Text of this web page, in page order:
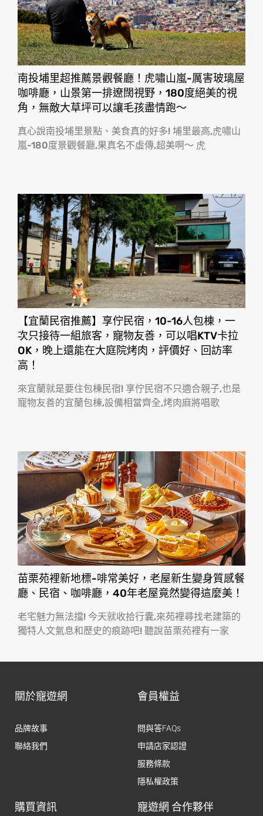
南投埔里超推薦景觀餐廳！虎嘯山嵐-厲害玻璃屋
咖啡廳，山景第一排遼闊視野，180度絕美的視
角，無敵大草坪可以讓毛孩盡情跑〜
真心說南投埔里景點、美食真的好多! 埔里最高,虎嘯山
嵐-180度景觀餐廳,果真名不虛傳,超美啊〜 虎
【宜蘭民宿推薦】享佇民宿，10-16人包棟，一
次只接待一組旅客，寵物友善，可以唱KTV卡拉
OK，晚上還能在大庭院烤肉，評價好、回訪率
高！
來宜蘭就是要住包棟民宿! 享佇民宿不只適合親子,也是
寵物友善的宜蘭包棟,設備相當齊全,烤肉麻將唱歌
苗栗苑裡新地標-啡常美好，老屋新生變身質感餐
廳、民宿、咖啡廳，40年老屋竟然變得這麼美！
老宅魅力無法擋! 今天就收拾行囊,來苑裡尋找老建築的
獨特人文氣息和歷史的痕跡吧! 聽說苗栗苑裡有一家
關於寵遊網
品牌故事
聯絡我們
會員權益
問與答FAQs
申請店家認證
服務條款
隱私權政策
購買資訊 寵遊網 合作夥伴